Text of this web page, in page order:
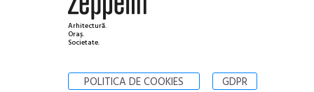
Arhitectură.
Oraș.
Societate.
POLITICA DE COOKIES GDPR